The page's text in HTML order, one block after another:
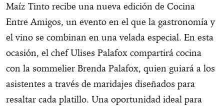
Maíz Tinto recibe una nueva edición de Cocina
Entre Amigos, un evento en el que la gastronomía y
el vino se combinan en una velada especial. En esta
ocasión, el chef Ulises Palafox compartirá cocina
con la sommelier Brenda Palafox, quien guiará a los
asistentes a través de maridajes diseñados para
resaltar cada platillo. Una oportunidad ideal para